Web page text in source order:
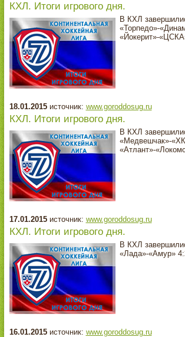
КХЛ. Итоги игрового дня.
В КХЛ
«Торпедо»-
«Йокерит»-
18.01.2015источник: www.goroddosug.ru
КХЛ. Итоги игрового дня.
В КХЛ
«Медвешчак»-
«Атлант»-
17.01.2015источник: www.goroddosug.ru
КХЛ. Итоги игрового дня.
В КХЛ
«Лада»-«Амур»
16.01.2015источник: www.goroddosug.ru